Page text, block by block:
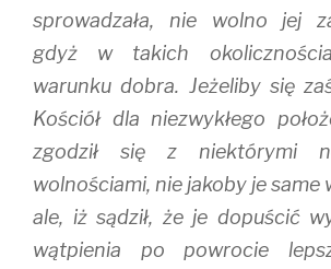
sprowadzała, nie wolno jej
gdyż w takich
warunku dobra. Jeżeliby się
Kościół dla niezwykłego
zgodził się z niektórymi
wolnościami, nie jakoby je same
ale, iż sądził, że je dopuścić
wątpienia po powrocie